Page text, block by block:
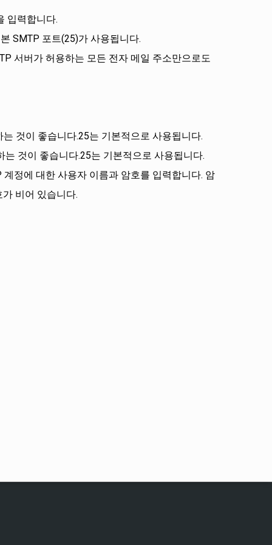
입력합니다.
SMTP 포트(25)가 사용됩니다.
서버가 허용하는 모든 전자 메일 주소만으로도
것이 좋습니다.25는 기본적으로 사용됩니다.
것이 좋습니다.25는 기본적으로 사용됩니다.
정에 대한 사용자 이름과 암호를 입력합니다. 암
비어 있습니다.